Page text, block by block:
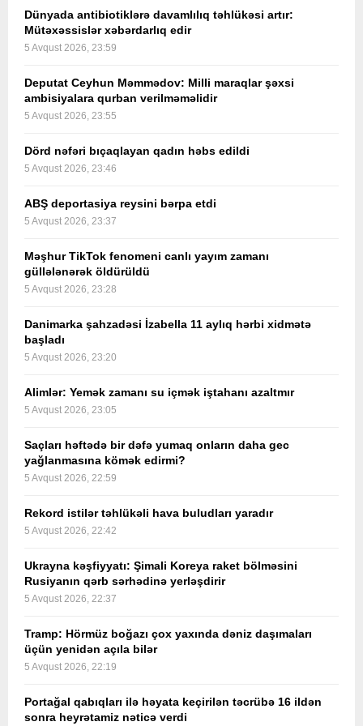
Dünyada antibiotiklərə davamlılıq təhlükəsi artır:
Mütəxəssislər xəbərdarlıq edir
5 Avqust 2026, 23:59
Deputat Ceyhun Məmmədov: Milli maraqlar şəxsi
ambisiyalara qurban verilməməlidir
5 Avqust 2026, 23:55
Dörd nəfəri bıçaqlayan qadın həbs edildi
5 Avqust 2026, 23:46
ABŞ deportasiya reysini bərpa etdi
5 Avqust 2026, 23:37
Məşhur TikTok fenomeni canlı yayım zamanı
güllələnərək öldürüldü
5 Avqust 2026, 23:28
Danimarka şahzadəsi İzabella 11 aylıq hərbi xidmətə
başladı
5 Avqust 2026, 23:20
Alimlər: Yemək zamanı su içmək iştahanı azaltmır
5 Avqust 2026, 23:05
Saçları həftədə bir dəfə yumaq onların daha gec
yağlanmasına kömək edirmi?
5 Avqust 2026, 22:59
Rekord istilər təhlükəli hava buludları yaradır
5 Avqust 2026, 22:42
Ukrayna kəşfiyyatı: Şimali Koreya raket bölməsini
Rusiyanın qərb sərhədinə yerləşdirir
5 Avqust 2026, 22:37
Tramp: Hörmüz boğazı çox yaxında dəniz daşımaları
üçün yenidən açıla bilər
5 Avqust 2026, 22:19
Portağal qabıqları ilə həyata keçirilən təcrübə 16 ildən
sonra heyrətamiz nəticə verdi